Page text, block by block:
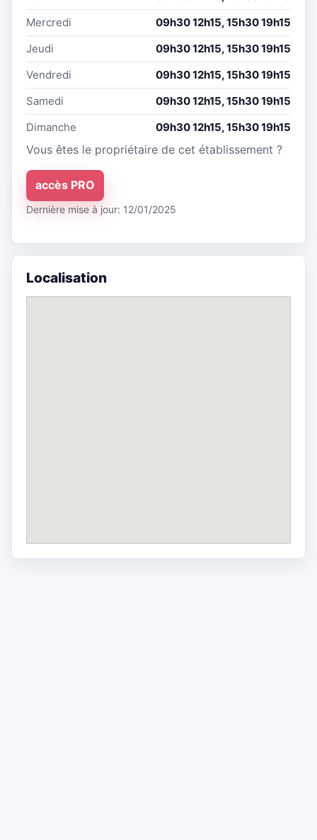
Mercredi
09h30 12h15, 15h30 19h15
Jeudi
09h30 12h15, 15h30 19h15
Vendredi
09h30 12h15, 15h30 19h15
Samedi
09h30 12h15, 15h30 19h15
Dimanche
09h30 12h15, 15h30 19h15
Vous êtes le propriétaire de cet établissement ?
accès PRO
Dernière mise à jour: 12/01/2025
Localisation